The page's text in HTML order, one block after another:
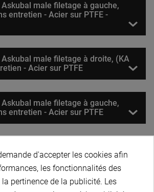
male filetage à gauche,
entretien - Acier sur PTFE -
Askubal male filetage à droite, (KA
- Acier sur PTFE
male filetage à gauche,
entretien - Acier sur PTFE
- Acier sur PTFE
d'accepter les cookies afin
les fonctionnalités des
pertinence de la publicité. Les